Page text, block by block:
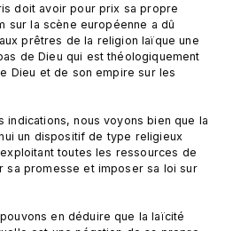
doit avoir pour prix sa propre
sur la scène européenne a dû
prêtres de la religion laïque une
de Dieu qui est théologiquement
Dieu et de son empire sur les
indications, nous voyons bien que la
un dispositif de type religieux
toutes les ressources de
sa promesse et imposer sa loi sur
en déduire que la laïcité